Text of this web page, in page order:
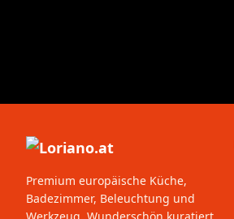
Premium europäische Küche,
Badezimmer, Beleuchtung und